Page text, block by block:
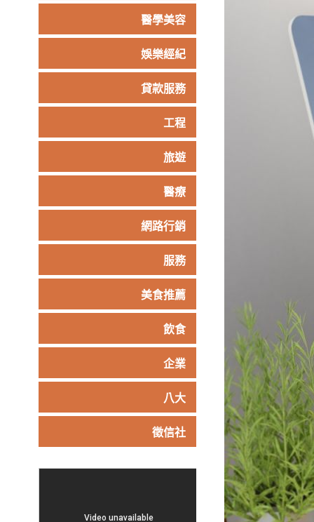
醫學美容
娛樂經紀
貸款服務
工程
旅遊
醫療
網路行銷
服務
美食推薦
飲食
企業
八大
徵信社